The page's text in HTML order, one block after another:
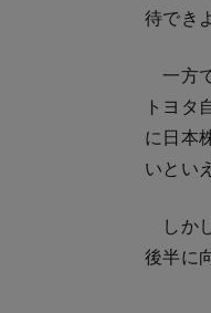
待でき
一方
トヨタ
に日本
いとい
しか
後半に